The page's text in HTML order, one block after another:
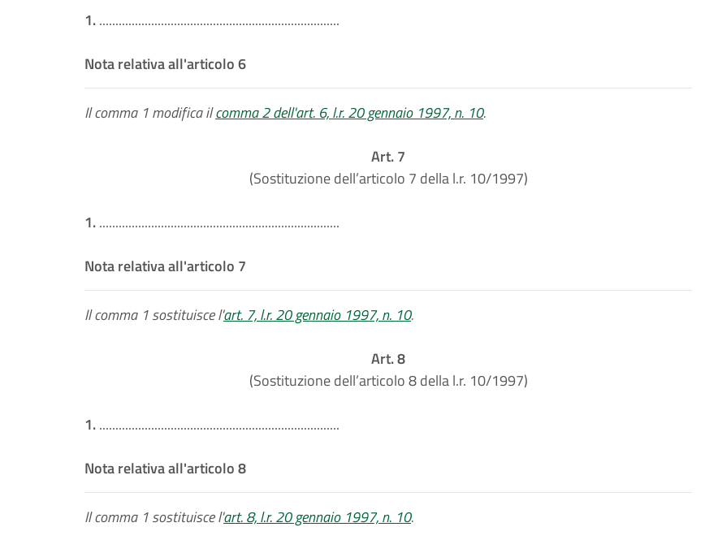
1...........................................................................
Nota relativa all'articolo 6
Il comma 1 modifica ilcomma 2 dell'art. 6, l.r. 20 gennaio 1997, n. 10.
Art. 7
(Sostituzione dell’articolo 7 della l.r. 10/1997)
1...........................................................................
Nota relativa all'articolo 7
Il comma 1 sostituisce l'art. 7, l.r. 20 gennaio 1997, n. 10.
Art. 8
(Sostituzione dell’articolo 8 della l.r. 10/1997)
1...........................................................................
Nota relativa all'articolo 8
Il comma 1 sostituisce l'art. 8, l.r. 20 gennaio 1997, n. 10.